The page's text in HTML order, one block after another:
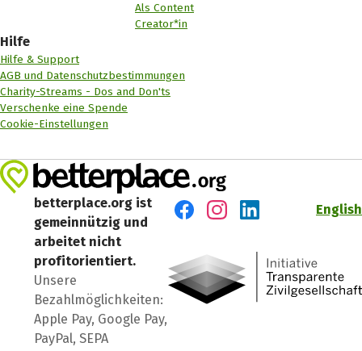
Als Content
Creator*in
Hilfe
Hilfe & Support
AGB und Datenschutzbestimmungen
Charity-Streams - Dos and Don'ts
Verschenke eine Spende
Cookie-Einstellungen
betterplace.org ist
gemeinnützig und
arbeitet nicht
profitorientiert.
Unsere
Bezahlmöglichkeiten:
Apple Pay, Google Pay,
PayPal, SEPA
English